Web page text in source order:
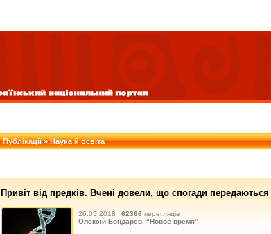
Публікації» Наука й освіта
Привіт від предків. Вчені довели, що спогади
26.05.2018 62366 переглядів
Олексій Бондарев, “Новое время”